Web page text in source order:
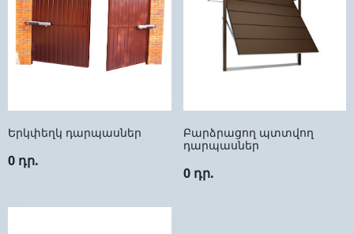
Երկփեղկ դարպասներ
0 դր.
Բարձրացող պտտվող
դարպասներ
0 դր.